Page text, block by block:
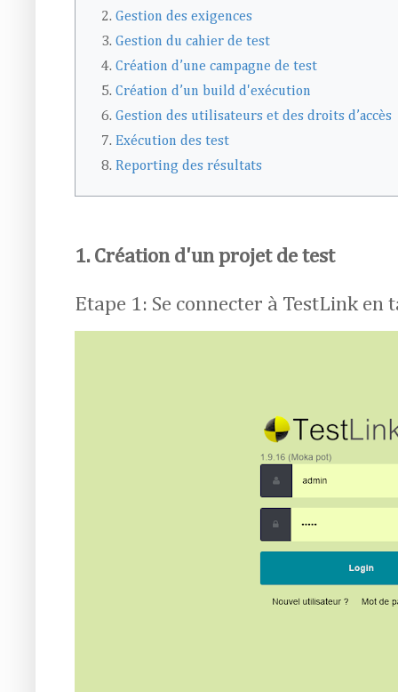
Gestion des exigences
Gestion du cahier de test
Création d’une campagne de test
Création d’un build d'exécution
Gestion des utilisateurs et des droits d’accès
Exécution des test
Reporting des résultats
1. Création d'un projet de test
Etape 1: Se connecter à TestLink en